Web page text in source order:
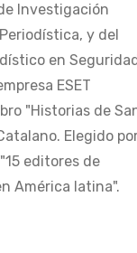
Investigación
y del
en
ESET
"Historias de
Elegido
editores de
América latina".